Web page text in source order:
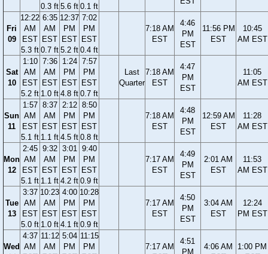
0.3 ft 5.6 ft 0.1 ft
Fri
09
12:22
AM
EST
5.3 ft
6:35
AM
EST
0.7 ft
12:37
PM
EST
5.2 ft
7:02
PM
EST
0.4 ft
7:18 AM
EST
4:46
PM
EST
11:56 PM
EST
10:45
AM EST
Sat
10
1:10
AM
EST
5.2 ft
7:36
AM
EST
1.0 ft
1:24
PM
EST
4.8 ft
7:57
PM
EST
0.7 ft
Last
Quarter
7:18 AM
EST
4:47
PM
EST
11:05
AM EST
Sun
11
1:57
AM
EST
5.1 ft
8:37
AM
EST
1.1 ft
2:12
PM
EST
4.5 ft
8:50
PM
EST
0.8 ft
7:18 AM
EST
4:48
PM
EST
12:59 AM
EST
11:28
AM EST
Mon
12
2:45
AM
EST
5.1 ft
9:32
AM
EST
1.1 ft
3:01
PM
EST
4.2 ft
9:40
PM
EST
0.9 ft
7:17 AM
EST
4:49
PM
EST
2:01 AM
EST
11:53
AM EST
Tue
13
3:37
AM
EST
5.0 ft
10:23
AM
EST
1.0 ft
4:00
PM
EST
4.1 ft
10:28
PM
EST
0.9 ft
7:17 AM
EST
4:50
PM
EST
3:04 AM
EST
12:24
PM EST
Wed
4:37
AM
11:12
AM
5:04
PM
11:15
PM
7:17 AM
4:51
PM
4:06 AM
1:00 PM